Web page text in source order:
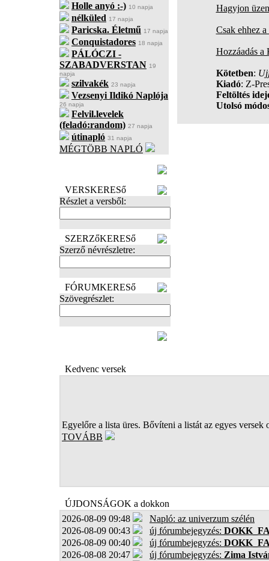
Holle anyó :-) 10 napja
nélküled 17 napja
Paricska. Életmű 17 napja
Conquistadores 18 napja
PÁLÓCZI -
SZABADVERSTAN 19
napja
szilvakék 23 napja
Vezsenyi Ildikó Naplója
26 napja
Felvil.levelek
(feladó:random) 27 napja
útinapló 31 napja
MÉGTÖBB NAPLÓ
VERSKERESő
Részlet a versből:
SZERZőKERESő
Szerző névrészletre:
FÓRUMKERESő
Szövegrészlet:
Hagyjon
Csak ehhez
Hozzáadás
Kötetben:
Kiadó: Z-
Feltöltés
Utolsó
Kedvenc versek
Egyelőre a lista üres. Bővíteni a listát az egyes versek
TOVÁBB
ÚJDONSÁGOK a dokkon
2026-08-09 09:48
Napló: az univerzum szélén
2026-08-09 00:43
új fórumbejegyzés:
2026-08-09 00:40
új fórumbejegyzés:
2026-08-08 20:47
új fórumbejegyzés: Zima